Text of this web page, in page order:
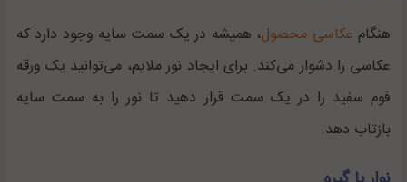
هنگام عکاسی محصول، همیشه در یک سمت سایه وجود دارد که
عکاسی را دشوار می‌کند. برای ایجاد نور ملایم، می‌توانید یک ورقه
فوم سفید را در یک سمت قرار دهید تا نور را به سمت سایه
بازتاب دهد.